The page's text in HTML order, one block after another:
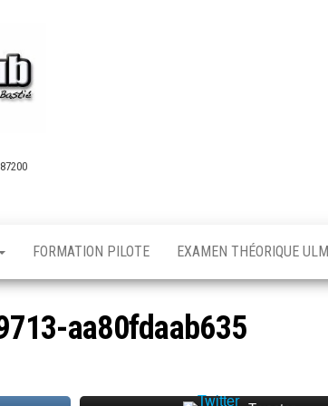
FORMATION PILOTE EXAMEN THÉORIQUE ULM
aa80fdaab635